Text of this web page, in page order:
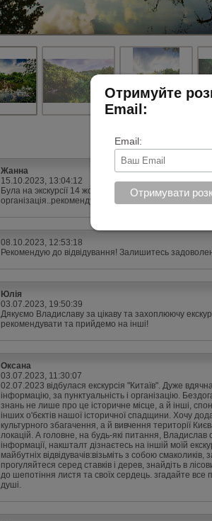
Жанна
15.10.2023, 13:04:12
Була на экскурсії 14 жовтня,гарні краєвиди, багато
організація..рекомендую до відвідин !
08.10.2023, 12:53:18
Рекомендую до відвідування! Залишитесь
Юлія
03.07.2023, 19:50:39
Дякуємо Владиславу за цікаву та захоплюючу
рекомендувати та прийдемо на інші!
Оксана
03.07.2023, 11:30:07
02.07.2023 відбулася екскурсія "Китаїв". Дуже
інформацію, за пунктуальність і організацію.
знань не лише про це історичне місце, а й інші,
інших о'бєктів нашої історичної спадщини. Хочу
культурного збагачення, а й вивчення території
локацій. А головне, на будь-які питання, Владислав
інформації, накшталт дізнаєтесь на іншій моїй
майбутніх відвідувачів:візьміть з собою смаколиків,
прогуляйтеся серед ставків і дерев, знайдіть в
до шепотіння листя та своїх сердець. згадайте все
душі.
Отримуйте
Email:
Email: